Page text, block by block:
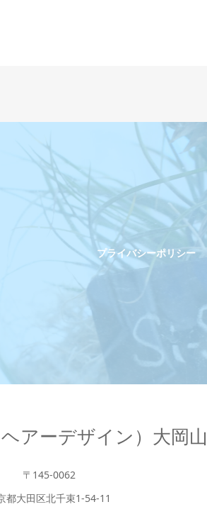
プライバシーポリシー
アーデザイン）大岡
〒145-0062
都大田区北千束1-54-11